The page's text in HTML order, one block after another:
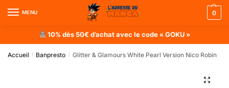
MENU 0
10% dès 50€ d’achat avec le code « GOKU »
Accueil / Banpresto / Glitter & Glamours White Pearl Version Nico Robin